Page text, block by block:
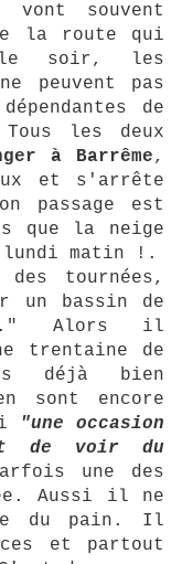
vont souvent
la route qui
le soir, les
peuvent pas
de
les deux
à Barrême,
et s'arrête
passage est
que la neige
matin !.
tournées,
un bassin de
Alors il
trentaine de
déjà bien
sont encore
"une occasion
de voir du
une des
Aussi il ne
du pain. Il
et partout